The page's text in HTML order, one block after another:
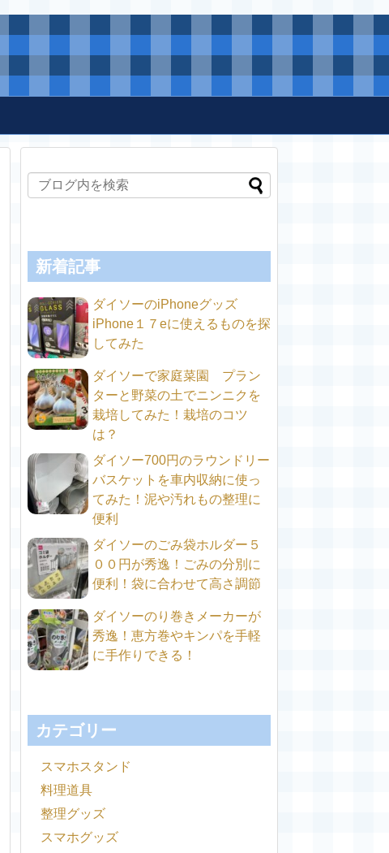
新着記事
ダイソーのiPhoneグッズ
iPhone１７eに使えるものを探
してみた
ダイソーで家庭菜園 プラン
ターと野菜の土でニンニクを
栽培してみた！栽培のコツ
は？
ダイソー700円のラウンドリー
バスケットを車内収納に使っ
てみた！泥や汚れもの整理に
便利
ダイソーのごみ袋ホルダー５
００円が秀逸！ごみの分別に
便利！袋に合わせて高さ調節
ダイソーのり巻きメーカーが
秀逸！恵方巻やキンパを手軽
に手作りできる！
カテゴリー
スマホスタンド
料理道具
整理グッズ
スマホグッズ